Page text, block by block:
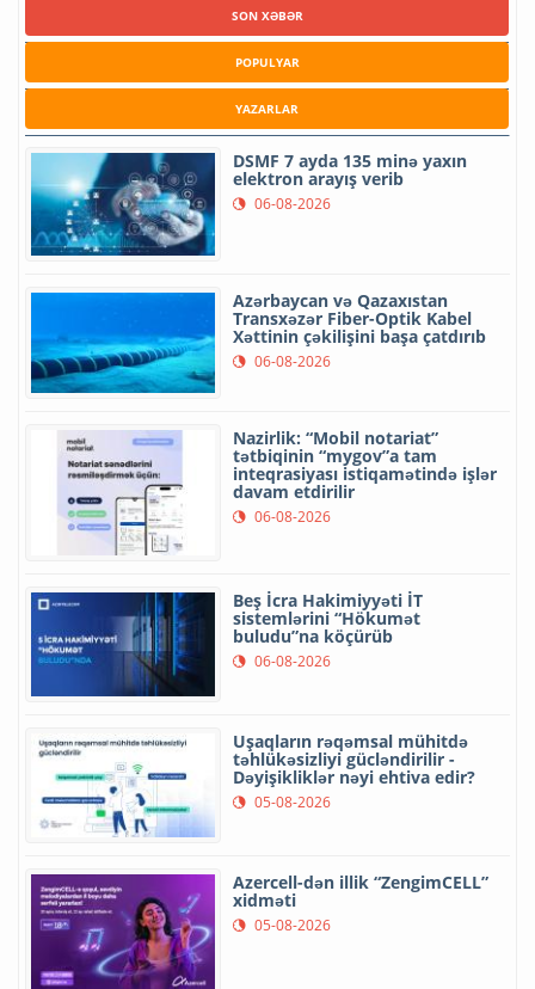
SON XƏBƏR
POPULYAR
YAZARLAR
DSMF 7 ayda 135 minə yaxın
elektron arayış verib
06-08-2026
Azərbaycan və Qazaxıstan
Transxəzər Fiber-Optik Kabel
Xəttinin çəkilişini başa çatdırıb
06-08-2026
Nazirlik: “Mobil notariat”
tətbiqinin “mygov”a tam
inteqrasiyası istiqamətində işlər
davam etdirilir
06-08-2026
Beş İcra Hakimiyyəti İT
sistemlərini “Hökumət
buludu”na köçürüb
06-08-2026
Uşaqların rəqəmsal mühitdə
təhlükəsizliyi gücləndirilir -
Dəyişikliklər nəyi ehtiva edir?
05-08-2026
Azercell-dən illik “ZengimCELL”
xidməti
05-08-2026